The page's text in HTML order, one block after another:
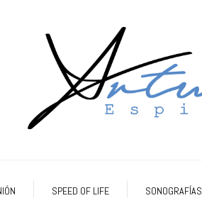
SPEED OF LIFE SONOGRAFÍAS